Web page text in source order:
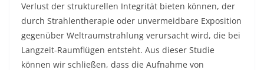
Verlust der strukturellen Integrität bieten können, der
durch Strahlentherapie oder unvermeidbare Exposition
gegenüber Weltraumstrahlung verursacht wird, die bei
Langzeit-Raumflügen entsteht. Aus dieser Studie
können wir schließen, dass die Aufnahme von